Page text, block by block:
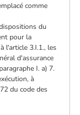
comme
du
pour la
l'article 3.I.1., les
d'assurance
I. a) 7.
à
du code des